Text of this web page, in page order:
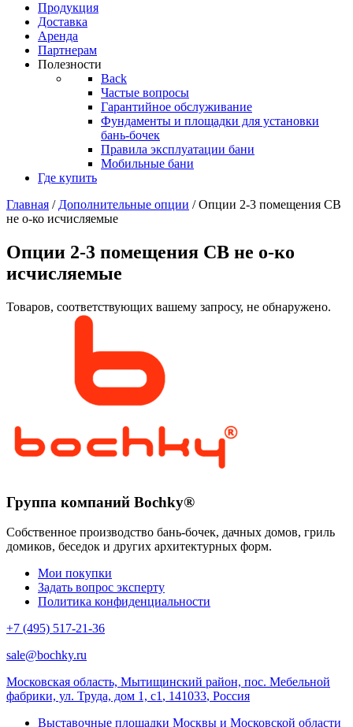
Продукция
Доставка
Аренда
Партнерам
Полезности
Back
Частые вопросы
Гарантийное обслуживание
Фундаменты и площадки для установки
бань-бочек
Правила эксплуатации бани
Мобильные бани
Где купить
Главная / Дополнительные опции / Опции 2-3 помещения СВ
не о-ко исчисляемые
Опции 2-3 помещения СВ не о-ко
исчисляемые
Товаров, соответствующих вашему запросу, не обнаружено.
Группа компаний Bochky®
Собственное производство бань-бочек, дачных домов, гриль
домиков, беседок и других архитектурных форм.
Мои покупки
Задать вопрос эксперту
Политика конфиденциальности
+7 (495) 517-21-36
sale@bochky.ru
Московская область, Мытищинский район, пос. Мебельной
фабрики, ул. Труда, дом 1, с1 , 141033, Россия
Выставочные площадки Москвы и Московской области